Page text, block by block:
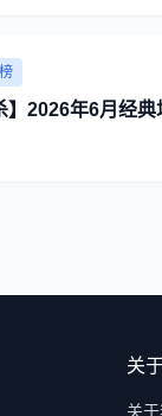
】2026年6月经
关
关